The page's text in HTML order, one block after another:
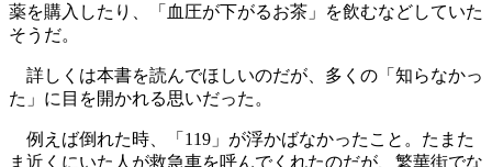
薬を購入したり、「血圧が下がるお茶」を飲むなどしていた
そうだ。
詳しくは本書を読んでほしいのだが、多くの「知らなかっ
た」に目を開かれる思いだった。
例えば倒れた時、「119」が浮かばなかったこと。たまた
ま近くにいた人が救急車を呼んでくれたのだが、繁華街でな